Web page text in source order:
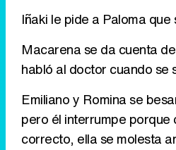
Iñaki le pide a Paloma que
Macarena se da cuenta
habló al doctor cuando se
Emiliano y Romina se
pero él interrumpe porque
correcto, ella se molesta